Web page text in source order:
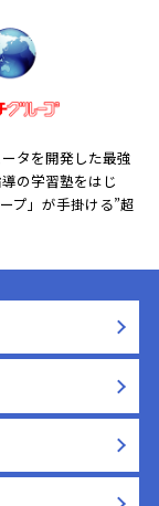
タを開発した最強
の学習塾をはじ
プ」が手掛ける”超